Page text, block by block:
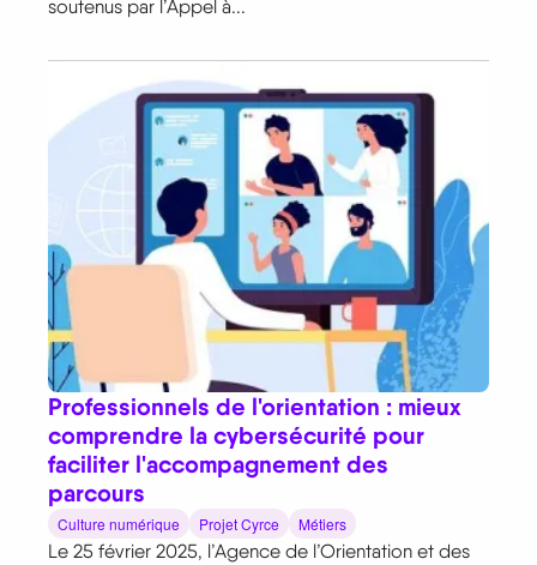
soutenus par l’Appel à...
Professionnels de l'orientation : mieux
comprendre la cybersécurité pour
faciliter l'accompagnement des
parcours
Culture numérique Projet Cyrce Métiers
Le 25 février 2025, l’Agence de l’Orientation et des